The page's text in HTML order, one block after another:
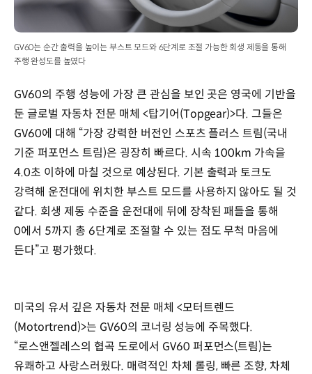
GV60는 순간 출력을 높이는 부스트 모드와 6단계로 조절 가능한 회생 제동을 통해
주행 완성도를 높였다
GV60의 주행 성능에 가장 큰 관심을 보인 곳은 영국에 기반을
둔 글로벌 자동차 전문 매체 <탑기어(Topgear)>다. 그들은
GV60에 대해 “가장 강력한 버전인 스포츠 플러스 트림(국내
기준 퍼포먼스 트림)은 굉장히 빠르다. 시속 100km 가속을
4.0초 이하에 마칠 것으로 예상된다. 기본 출력과 토크도
강력해 운전대에 위치한 부스트 모드를 사용하지 않아도 될 것
같다. 회생 제동 수준을 운전대에 뒤에 장착된 패들을 통해
0에서 5까지 총 6단계로 조절할 수 있는 점도 무척 마음에
든다”고 평가했다.
미국의 유서 깊은 자동차 전문 매체 <모터트렌드
(Motortrend)>는 GV60의 코너링 성능에 주목했다.
“로스앤젤레스의 협곡 도로에서 GV60 퍼포먼스(트림)는
유쾌하고 사랑스러웠다. 매력적인 차체 롤링, 빠른 조향, 차체